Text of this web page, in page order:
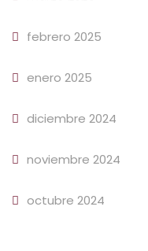
febrero 2025
enero 2025
diciembre 2024
noviembre 2024
octubre 2024